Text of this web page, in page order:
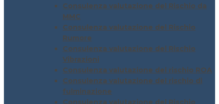
Consulenza valutazione del Rischio da
MMC
Consulenza valutazione del Rischio
Rumore
Consulenza valutazione del Rischio
Vibrazioni
Consulenza valutazione del rischio ROA
Consulenza valutazione del rischio di
fulminazione
Consulenza valutazione del Rischio